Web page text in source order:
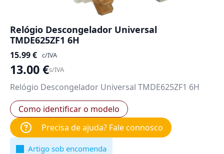
Relógio Descongelador Universal
TMDE625ZF1 6H
15.99€ c/IVA
13.00€s/IVA
Relógio Descongelador Universal TMDE625ZF1 6H
Como identificar o modelo
Precisa de ajuda? Fale connosco
Artigo sob encomenda